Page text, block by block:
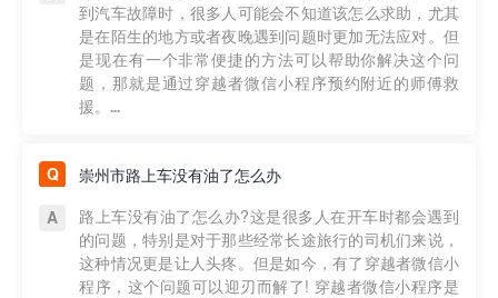
到汽车故障时，很多人可能会不知道该怎么求助，尤其
是在陌生的地方或者夜晚遇到问题时更加无法应对。但
是现在有一个非常便捷的方法可以帮助你解决这个问
题，那就是通过穿越者微信小程序预约附近的师傅救
援。...
崇州市路上车没有油了怎么办
路上车没有油了怎么办?这是很多人在开车时都会遇到
的问题，特别是对于那些经常长途旅行的司机们来说，
这种情况更是让人头疼。但是如今，有了穿越者微信小
程序，这个问题可以迎刃而解了! 穿越者微信小程序是